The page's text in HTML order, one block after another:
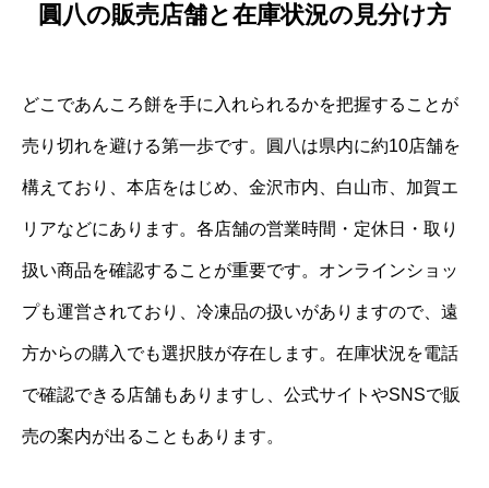
圓八の販売店舗と在庫状況の見分け方
どこであんころ餅を手に入れられるかを把握することが
売り切れを避ける第一歩です。圓八は県内に約10店舗を
構えており、本店をはじめ、金沢市内、白山市、加賀エ
リアなどにあります。各店舗の営業時間・定休日・取り
扱い商品を確認することが重要です。オンラインショッ
プも運営されており、冷凍品の扱いがありますので、遠
方からの購入でも選択肢が存在します。在庫状況を電話
で確認できる店舗もありますし、公式サイトやSNSで販
売の案内が出ることもあります。